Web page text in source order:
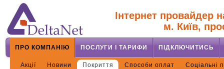
Інтернет провайдер
м. Київ,
ПРО КОМПАНІЮ ПОСЛУГИ І ТАРИФИ ПІДКЛЮЧИТИСЬ
Акції Новини Покриття Способи оплат Соціальні